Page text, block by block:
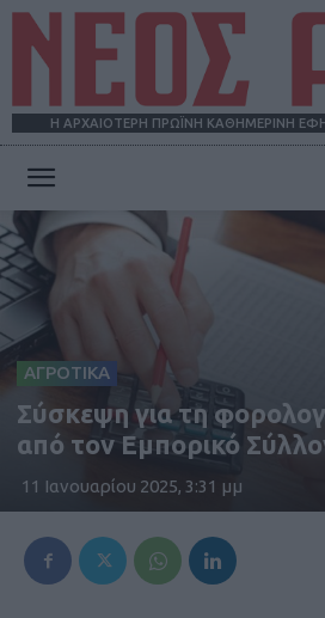
Η ΑΡΧΑΙΟΤΕΡΗ ΠΡΩΪΝΗ ΚΑΘΗΜΕΡΙΝΗ
ΑΓΡΟΤΙΚΑ
Σύσκεψη για τη
από τον Εμπορικό
11 Ιανουαρίου 2025, 3:31 μμ